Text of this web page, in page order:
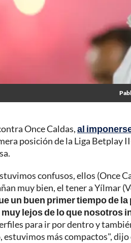
Once Caldas,al
posición de la Liga Betplay
confusos, ellos (Once
muy bien, el tener a Yílmar
un buen primer tiempo de
lejos de lo que nosotros
para ir por dentro y
más compactos", dijo